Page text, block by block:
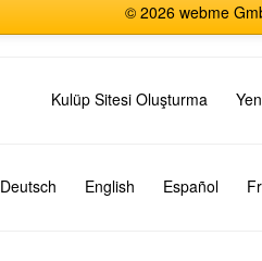
© 2026 webme
Kulüp Sitesi Oluşturma
Deutsch English Español